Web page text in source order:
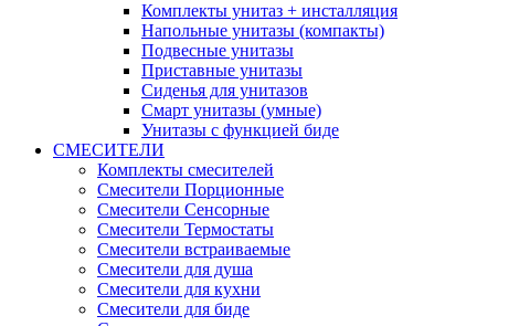
Комплекты унитаз + инсталляция
Напольные унитазы (компакты)
Подвесные унитазы
Приставные унитазы
Сиденья для унитазов
Смарт унитазы (умные)
Унитазы с функцией биде
СМЕСИТЕЛИ
Комплекты смесителей
Смесители Порционные
Смесители Сенсорные
Смесители Термостаты
Смесители встраиваемые
Смесители для душа
Смесители для кухни
Смесители для биде